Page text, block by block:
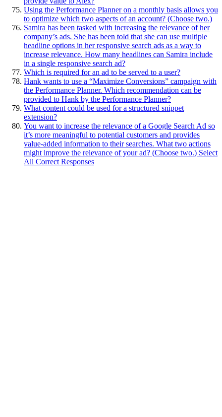
Using the Performance Planner on a monthly basis allows you
to optimize which two aspects of an account? (Choose two.)
Samira has been tasked with increasing the relevance of her
company’s ads. She has been told that she can use multiple
headline options in her responsive search ads as a way to
increase relevance. How many headlines can Samira include
in a single responsive search ad?
Which is required for an ad to be served to a user?
Hank wants to use a “Maximize Conversions” campaign with
the Performance Planner. Which recommendation can be
provided to Hank by the Performance Planner?
What content could be used for a structured snippet
extension?
You want to increase the relevance of a Google Search Ad so
it’s more meaningful to potential customers and provides
value-added information to their searches. What two actions
might improve the relevance of your ad? (Choose two.) Select
All Correct Responses